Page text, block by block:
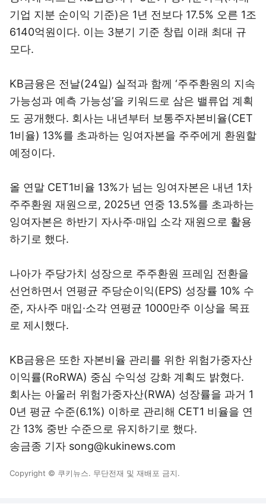
기업 지분 순이익 기준)은 1년 전보다 17.5% 오른 1조
6140억원이다. 이는 3분기 기준 창립 이래 최대 규
모다.
KB금융은 전날(24일) 실적과 함께 ‘주주환원의 지속
가능성과 예측 가능성’을 키워드로 삼은 밸류업 계획
도 공개했다. 회사는 내년부터 보통주자본비율(CET
1비율) 13%를 초과하는 잉여자본을 주주에게 환원할
예정이다.
올 연말 CET1비율 13%가 넘는 잉여자본은 내년 1차
주주환원 재원으로, 2025년 연중 13.5%를 초과하는
잉여자본은 하반기 자사주·매입 소각 재원으로 활용
하기로 했다.
나아가 주당가치 성장으로 주주환원 프레임 전환을
선언하면서 연평균 주당순이익(EPS) 성장률 10% 수
준, 자사주 매입·소각 연평균 1000만주 이상을 목표
로 제시했다.
KB금융은 또한 자본비율 관리를 위한 위험가중자산
이익률(RoRWA) 중심 수익성 강화 계획도 밝혔다.
회사는 아울러 위험가중자산(RWA) 성장률을 과거 1
0년 평균 수준(6.1%) 이하로 관리해 CET1 비율을 연
간 13% 중반 수준으로 유지하기로 했다.
송금종 기자 song@kukinews.com
Copyright © 쿠키뉴스. 무단전재 및 재배포 금지.